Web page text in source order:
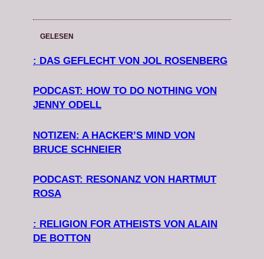
GELESEN
: DAS GEFLECHT VON JOL ROSENBERG
PODCAST: HOW TO DO NOTHING VON
JENNY ODELL
NOTIZEN: A HACKER’S MIND VON
BRUCE SCHNEIER
PODCAST: RESONANZ VON HARTMUT
ROSA
: RELIGION FOR ATHEISTS VON ALAIN
DE BOTTON